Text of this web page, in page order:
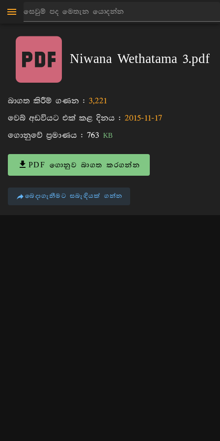
Niwana Wethatama 3.pdf
බාගත කිරීම් ගණන : 3,221
වෙබ් අඩවියට එක් කළ දිනය : 2015-11-17
ගොනුවේ ප්‍රමාණය : 763 KB
PDF ගොනුව බාගත කරගන්න
බෙදාගැනීමට සබැඳියක් ගන්න